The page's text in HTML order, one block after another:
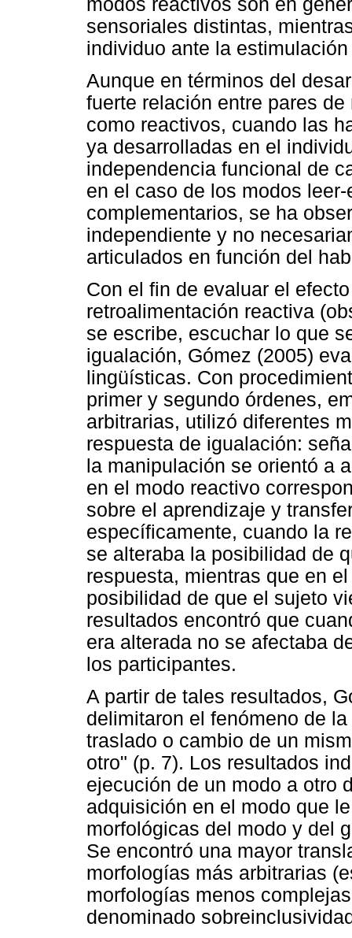
sensoriales distintas,
individuo ante la
Aunque en términos del
fuerte relación entre pares
como reactivos, cuando las
ya desarrolladas en el
independencia funcional de
en el caso de los modos
complementarios, se ha
independiente y no
articulados en función del
Con el fin de evaluar el
retroalimentación reactiva
se escribe, escuchar lo que
igualación, Gómez (2005)
lingüísticas. Con
primer y segundo órdenes,
arbitrarias, utilizó diferentes
respuesta de igualación:
la manipulación se orientó a
en el modo reactivo
sobre el aprendizaje y
específicamente, cuando la
se alteraba la posibilidad de
respuesta, mientras que en
posibilidad de que el sujeto
resultados encontró que
era alterada no se afectaba
los participantes.
A partir de tales resultados,
delimitaron el fenómeno de
traslado o cambio de un
otro" (p. 7). Los resultados
ejecución de un modo a otro
adquisición en el modo que
morfológicas del modo y del
Se encontró una mayor
morfologías más arbitrarias
morfologías menos
denominado